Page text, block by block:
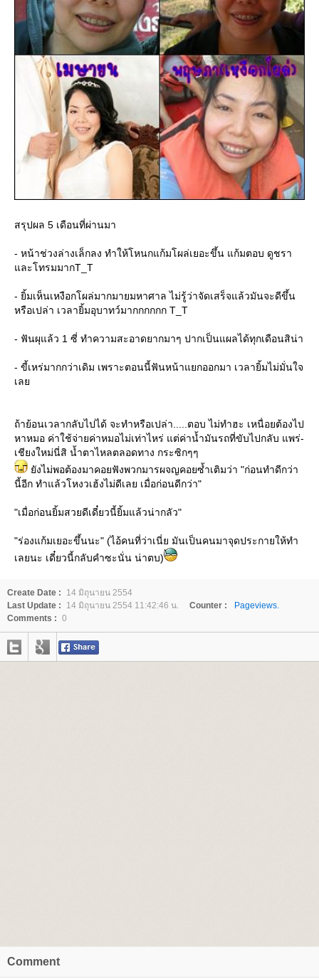
สรุปผล 5 เดือนที่ผ่านมา
- หน้าช่วงล่างเล็กลง ทำให้โหนกแก้มโผล่เยอะขึ้น แก้มตอบ ดูชรา
ละโทรมมากT_T
- ยิ้มเห็นเหงือกโผล่มากมายมหาศาล ไม่รู้ว่าจัดเสร็จแล้วมันจะดีขึ้น
หรือเปล่า เวลายิ้มอุบาทว์มากกกกกก T_T
- ฟันผุแล้ว 1 ซี่ ทำความสะอาดยากมาๆ ปากเป็นแผลได้ทุกเดือนสิน่า
- ขี้เหร่มากกว่าเดิม เพราะตอนนี้ฟันหน้าแยกออกมา เวลายิ้มไม่มั่นใจ
เล
ถ้าย้อนเวลากลับไปได้ จะทำหรือเปล่า.....ตอบ ไม่ทำฮะ เหนื่อยต้องไป
หาหมอ ค่าใช้จ่ายค่าหมอไม่เท่าไหร่ แต่ค่าน้ำมันรถที่ขับไปกลับ แพร่-
เชียงใหม่นี่สิ น้ำตาไหลตลอดทาง กระซิกๆๆ
ังไม่พอต้องมาคอยฟังพวกมารผจญคอยซ้ำเติมว่า "ก่อนทำดีกว่า
นี้อีก ทำแล้วโหงวเฮ้งไม่ดีเลย เมื่อก่อนดีกว่า"
"เมื่อก่อนยิ้มสวยดีเดี๋ยวนี้ยิ้มแล้วน่ากลัว"
"ร่องแก้มเยอะขึ้นนะ" (ไอ้คนที่ว่าเนี่ย มันเป็นคนมาจุดประกายให้ทำ
เลยนะ เดี๋ยวนี้กลับคำซะนั่น น่าตบ)
Create Date :
14 มิถุนายน 2554
Last Update :
14 มิถุนายน 2554 11:42:46 น. Counter :
Pageviews.
Comments : 0
Comment